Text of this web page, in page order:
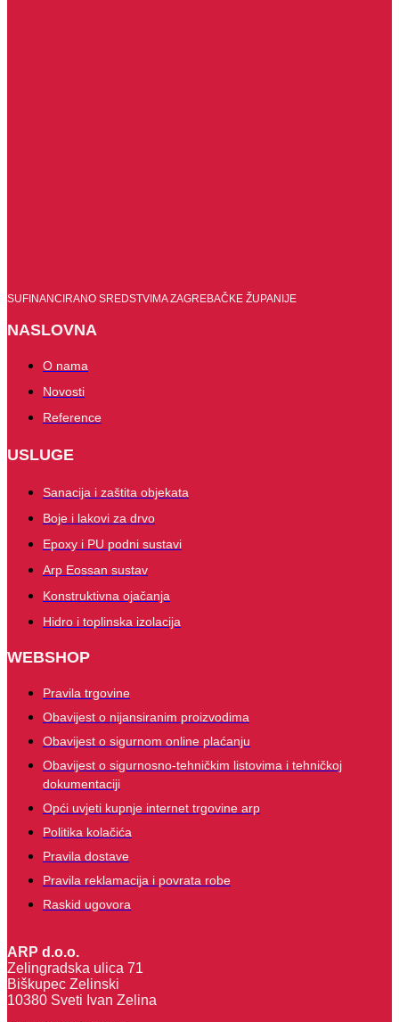
SUFINANCIRANO SREDSTVIMA ZAGREBAČKE ŽUPANIJE
NASLOVNA
O nama
Novosti
Reference
USLUGE
Sanacija i zaštita objekata
Boje i lakovi za drvo
Epoxy i PU podni sustavi
Arp Eossan sustav
Konstruktivna ojačanja
Hidro i toplinska izolacija
WEBSHOP
Pravila trgovine
Obavijest o nijansiranim proizvodima
Obavijest o sigurnom online plaćanju
Obavijest o sigurnosno-tehničkim listovima i tehničkoj
dokumentaciji
Opći uvjeti kupnje internet trgovine arp
Politika kolačića
Pravila dostave
Pravila reklamacija i povrata robe
Raskid ugovora
ARP d.o.o.
Zelingradska ulica 71
Biškupec Zelinski
10380 Sveti Ivan Zelina